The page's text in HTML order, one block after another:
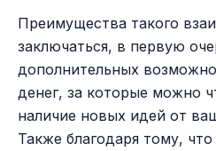
Преимущества такого
заключаться, в первую
дополнительных
денег, за которые можно
наличие новых идей от
Также благодаря тому,